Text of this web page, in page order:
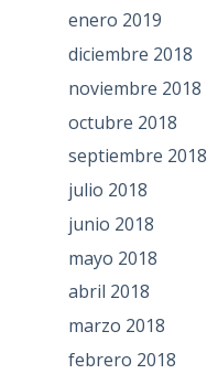
enero 2019
diciembre 2018
noviembre 2018
octubre 2018
septiembre 2018
julio 2018
junio 2018
mayo 2018
abril 2018
marzo 2018
febrero 2018